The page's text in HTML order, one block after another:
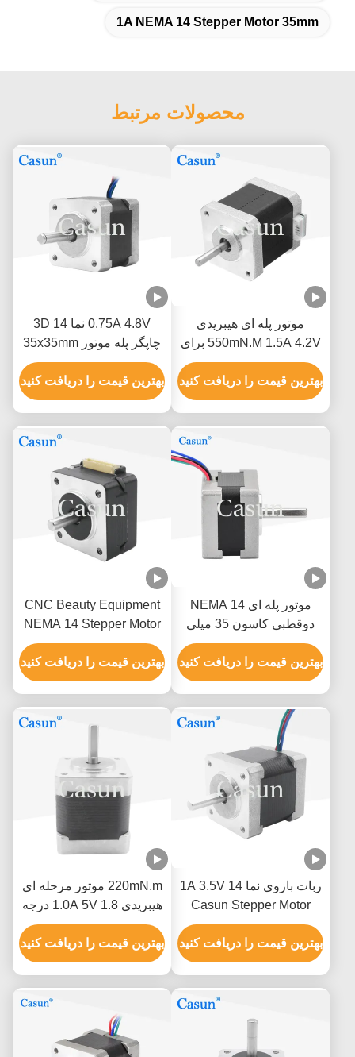
1A NEMA 14 Stepper Motor 35mm
محصولات مرتبط
موتور پله ای هیبریدی
550mN.M 1.5A 4.2V برای
بازوی ربات خودپرداز CNC
بهترین قیمت را دریافت کنید
0.75A 4.8V نما 14 3D
چاپگر پله موتور 35x35mm
230mN.M
بهترین قیمت را دریافت کنید
موتور پله ای 14 NEMA
دوقطبی کاسون 35 میلی
متری 12 ولت DC موتور پله
ای
بهترین قیمت را دریافت کنید
CNC Beauty Equipment
NEMA 14 Stepper Motor
0.4A 35X23mm 60mNM
1.8 Deg
بهترین قیمت را دریافت کنید
ربات بازوی نما 14 1A 3.5V
Casun Stepper Motor
ATM فرکانس بالا
بهترین قیمت را دریافت کنید
220mN.m موتور مرحله ای
هیبریدی 1.0A 5V 1.8 درجه
موتور چهار سیم
بهترین قیمت را دریافت کنید